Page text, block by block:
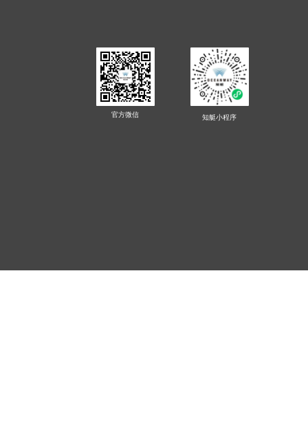
官方微信 知艇小程序